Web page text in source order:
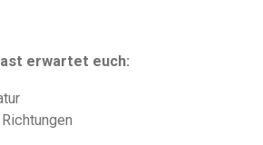
erwartet euch: